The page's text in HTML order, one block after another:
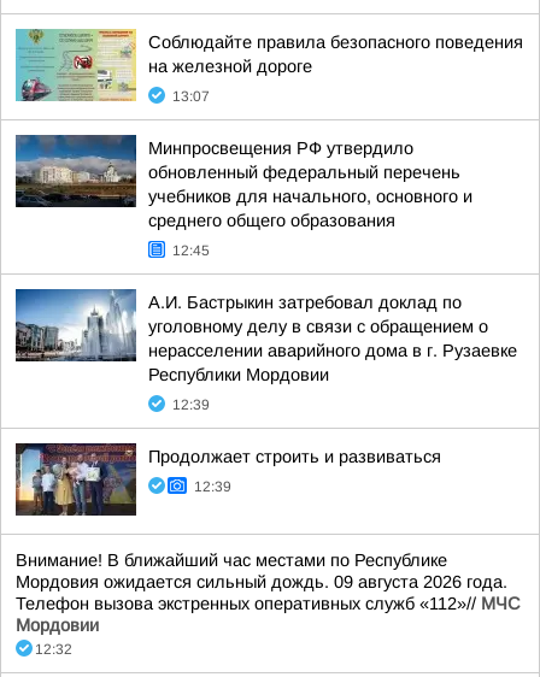
Соблюдайте правила безопасного поведения
на железной дороге
13:07
Минпросвещения РФ утвердило
обновленный федеральный перечень
учебников для начального, основного и
среднего общего образования
12:45
А.И. Бастрыкин затребовал доклад по
уголовному делу в связи с обращением о
нерасселении аварийного дома в г. Рузаевке
Республики Мордовии
12:39
Продолжает строить и развиваться
12:39
Внимание! В ближайший час местами по Республике
Мордовия ожидается сильный дождь. 09 августа 2026 года.
Телефон вызова экстренных оперативных служб «112»// МЧС
Мордовии
12:32